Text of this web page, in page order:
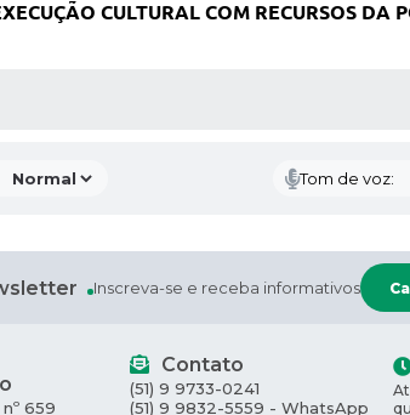
CULTURAL COM RECURSOS
Tom de voz:
Inscreva-se e receba informativos
659
Contato
(51) 9 9733-0241
(51) 9 9832-5559 - WhatsApp